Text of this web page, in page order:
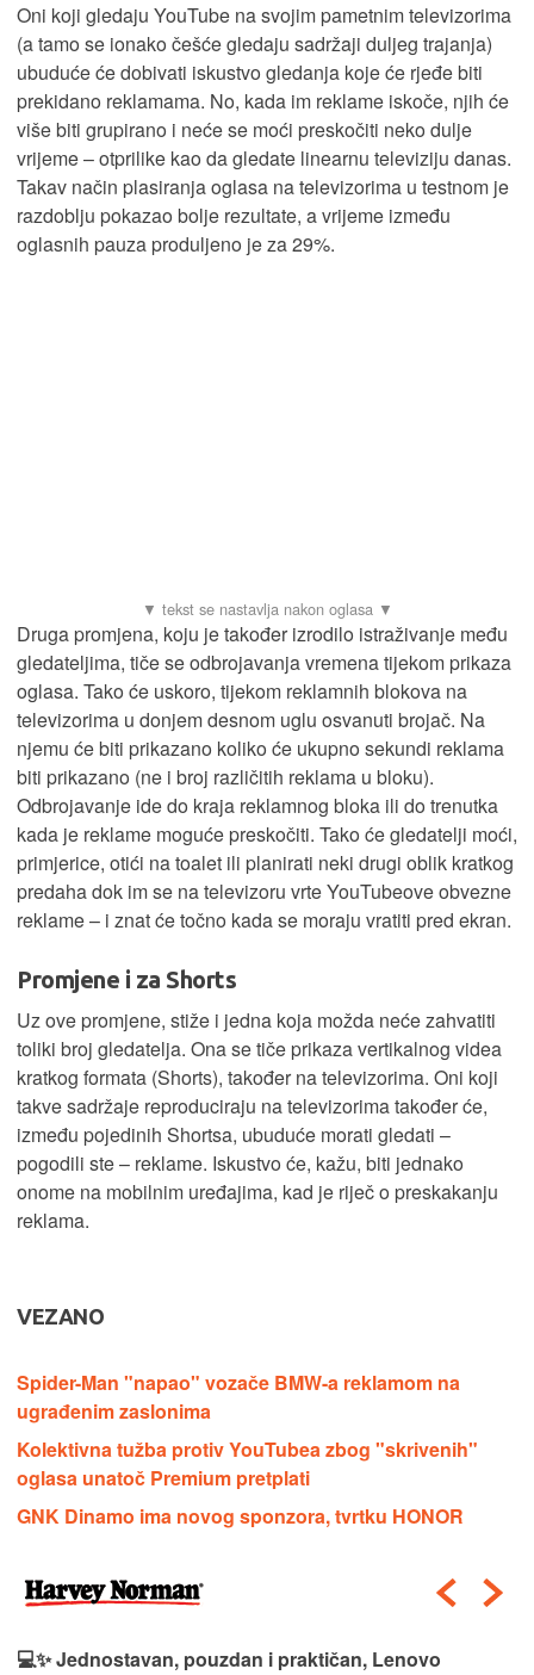
Oni koji gledaju YouTube na svojim pametnim televizorima
(a tamo se ionako češće gledaju sadržaji duljeg trajanja)
ubuduće će dobivati iskustvo gledanja koje će rjeđe biti
prekidano reklamama. No, kada im reklame iskoče, njih će
više biti grupirano i neće se moći preskočiti neko dulje
vrijeme – otprilike kao da gledate linearnu televiziju danas.
Takav način plasiranja oglasa na televizorima u testnom je
razdoblju pokazao bolje rezultate, a vrijeme između
oglasnih pauza produljeno je za 29%.
Druga promjena, koju je također izrodilo istraživanje među
gledateljima, tiče se odbrojavanja vremena tijekom prikaza
oglasa. Tako će uskoro, tijekom reklamnih blokova na
televizorima u donjem desnom uglu osvanuti brojač. Na
njemu će biti prikazano koliko će ukupno sekundi reklama
biti prikazano (ne i broj različitih reklama u bloku).
Odbrojavanje ide do kraja reklamnog bloka ili do trenutka
kada je reklame moguće preskočiti. Tako će gledatelji moći,
primjerice, otići na toalet ili planirati neki drugi oblik kratkog
predaha dok im se na televizoru vrte YouTubeove obvezne
reklame – i znat će točno kada se moraju vratiti pred ekran.
Promjene i za Shorts
Uz ove promjene, stiže i jedna koja možda neće zahvatiti
toliki broj gledatelja. Ona se tiče prikaza vertikalnog videa
kratkog formata (Shorts), također na televizorima. Oni koji
takve sadržaje reproduciraju na televizorima također će,
između pojedinih Shortsa, ubuduće morati gledati –
pogodili ste – reklame. Iskustvo će, kažu, biti jednako
onome na mobilnim uređajima, kad je riječ o preskakanju
reklama.
VEZANO
Spider-Man "napao" vozače BMW-a reklamom na
ugrađenim zaslonima
Kolektivna tužba protiv YouTubea zbog "skrivenih"
oglasa unatoč Premium pretplati
GNK Dinamo ima novog sponzora, tvrtku HONOR
💻✨ Jednostavan, pouzdan i praktičan, Lenovo